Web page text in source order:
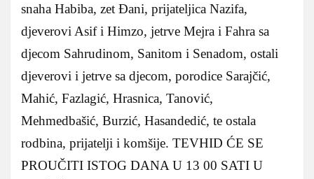
snaha Habiba, zet Đani, prijateljica Nazifa,
djeverovi Asif i Himzo, jetrve Mejra i Fahra sa
djecom Sahrudinom, Sanitom i Senadom, ostali
djeverovi i jetrve sa djecom, porodice Sarajčić,
Mahić, Fazlagić, Hrasnica, Tanović,
Mehmedbašić, Burzić, Hasandedić, te ostala
rodbina, prijatelji i komšije. TEVHID ĆE SE
PROUČITI ISTOG DANA U 13 00 SATI U